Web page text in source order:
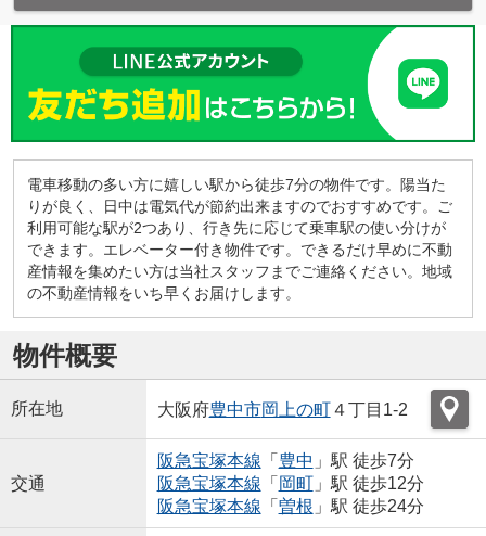
電車移動の多い方に嬉しい駅から徒歩7分の物件です。陽当た
りが良く、日中は電気代が節約出来ますのでおすすめです。ご
利用可能な駅が2つあり、行き先に応じて乗車駅の使い分けが
できます。エレベーター付き物件です。できるだけ早めに不動
産情報を集めたい方は当社スタッフまでご連絡ください。地域
の不動産情報をいち早くお届けします。
物件概要
所在地 大阪府豊中市岡上の町４丁目1-2
交通
阪急宝塚本線 「 豊中 」駅 徒歩7分
阪急宝塚本線 「 岡町」駅 徒歩12分
阪急宝塚本線 「 曽根 」駅 徒歩24分